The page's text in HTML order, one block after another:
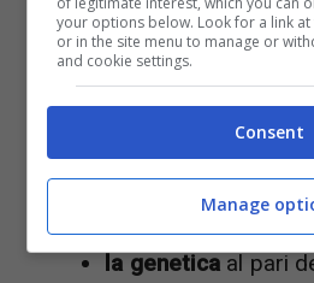
Ecco le possibili cause dei palmi
Ecco le cause principali:
la geneticaal pari
your options below. Look for a link
or in the site menu to manage or
and cookie settings.
Consent
Manage